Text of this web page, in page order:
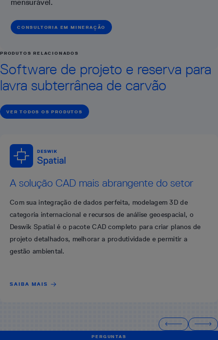
mensurável.
CONSULTORIA EM MINERAÇÃO
PRODUTOS RELACIONADOS
Software de projeto e reserva para
lavra subterrânea de carvão
VER TODOS OS PRODUTOS
A solução CAD mais abrangente do setor
Com sua integração de dados perfeita, modelagem 3D de
categoria internacional e recursos de análise geoespacial, o
Deswik Spatial é o pacote CAD completo para criar planos de
projeto detalhados, melhorar a produtividade e permitir a
gestão ambiental.
SAIBA MAIS
PERGUNTAS